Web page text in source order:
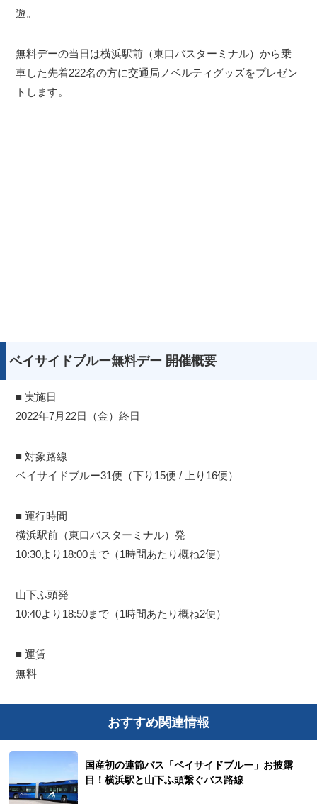
遊。
無料デーの当日は横浜駅前（東口バスターミナル）から乗
車した先着222名の方に交通局ノベルティグッズをプレゼン
トします。
ベイサイドブルー無料デー 開催概要
■ 実施日
2022年7月22日（金）終日
■ 対象路線
ベイサイドブルー31便（下り15便 / 上り16便）
■ 運行時間
横浜駅前（東口バスターミナル）発
10:30より18:00まで（1時間あたり概ね2便）
山下ふ頭発
10:40より18:50まで（1時間あたり概ね2便）
■ 運賃
無料
おすすめ関連情報
国産初の連節バス「ベイサイドブルー」お披露
目！横浜駅と山下ふ頭繋ぐバス路線